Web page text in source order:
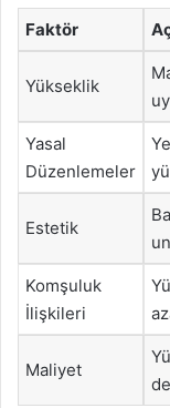
Faktör
Yükseklik
Yasal
Düzenlemeler
Estetik
Komşuluk
İlişkileri
Maliyet